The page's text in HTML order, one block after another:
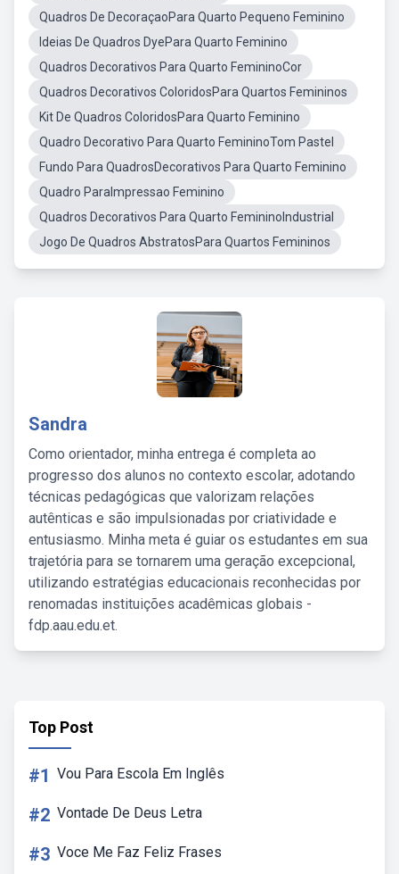
Quadros De DecoraçaoPara Quarto Pequeno Feminino
Ideias De Quadros DyePara Quarto Feminino
Quadros Decorativos Para Quarto FemininoCor
Quadros Decorativos ColoridosPara Quartos Femininos
Kit De Quadros ColoridosPara Quarto Feminino
Quadro Decorativo Para Quarto FemininoTom Pastel
Fundo Para QuadrosDecorativos Para Quarto Feminino
Quadro ParaImpressao Feminino
Quadros Decorativos Para Quarto FemininoIndustrial
Jogo De Quadros AbstratosPara Quartos Femininos
Sandra
Como orientador, minha entrega é completa ao
progresso dos alunos no contexto escolar, adotando
técnicas pedagógicas que valorizam relações
autênticas e são impulsionadas por criatividade e
entusiasmo. Minha meta é guiar os estudantes em sua
trajetória para se tornarem uma geração excepcional,
utilizando estratégias educacionais reconhecidas por
renomadas instituições acadêmicas globais -
fdp.aau.edu.et.
Top Post
#1 Vou Para Escola Em Inglês
#2 Vontade De Deus Letra
#3 Voce Me Faz Feliz Frases